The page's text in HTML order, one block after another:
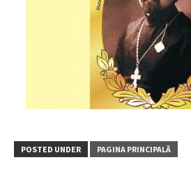
POSTED UNDER PAGINA PRINCIPALĂ